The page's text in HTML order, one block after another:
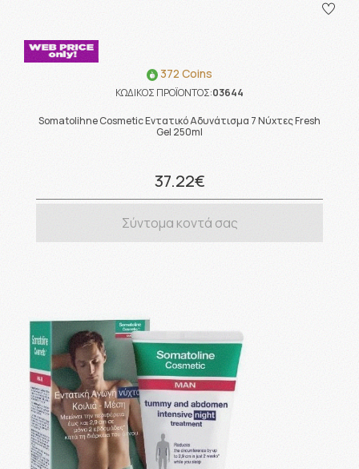
372 Coins
ΚΩΔΙΚΟΣ ΠΡΟΪΟΝΤΟΣ:03644
Somatolihne Cosmetic Εντατικό Αδυνάτισμα 7 Νύχτες Fresh
Gel 250ml
37.22€
Σύντομα κοντά σας